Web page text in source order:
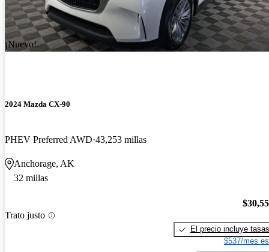
¡Nuevo!
2024 Mazda CX-90
PHEV Preferred AWD 43,253 millas
Anchorage, AK
32 millas
Trato justo
El precio incluye tasas
$537/mes